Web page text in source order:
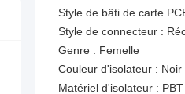
Style de bâti de carte
Style de connecteur :
Genre : Femelle
Couleur d'isolateur : Noir
Matériel d'isolateur : PBT